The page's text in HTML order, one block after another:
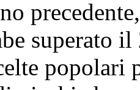
superato
popolari